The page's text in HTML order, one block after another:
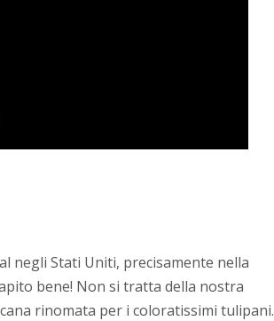
negli Stati Uniti, precisamente nella
bene! Non si tratta della nostra
rinomata per i coloratissimi tulipani.